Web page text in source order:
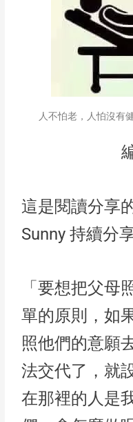
人不怕老，人怕沒有
這是閱讀分享
Sunny 持續分
「要想把父母
單的原則，如
照他們的意願
法交代了，就
在那裡的人是